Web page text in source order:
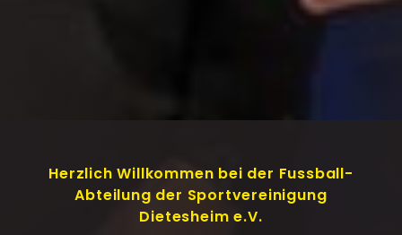
Herzlich Willkommen bei der Fussball-
Abteilung der Sportvereinigung
Dietesheim e.V.